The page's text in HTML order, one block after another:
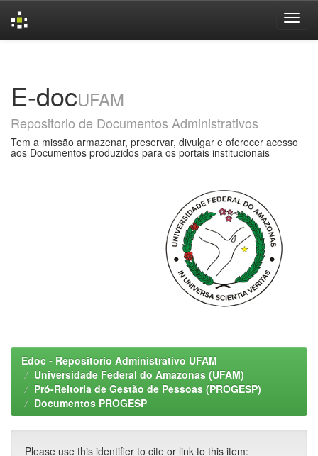
E-docUFAM
Repositorio de Documentos Administrativos
Tem a missão armazenar, preservar, divulgar e oferecer acesso
aos Documentos produzidos para os portais institucionais
Edoc - Repositorio Administrativo UFAM
Universidade Federal do Amazonas (UFAM)
Pró-Reitoria de Gestão de Pessoas (PROGESP)
Documentos PROGESP
Please use this identifier to cite or link to this item: